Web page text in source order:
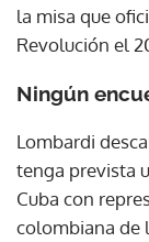
la misa que
Revolución el
Ningún
Lombardi
tenga prevista
Cuba con
colombiana de